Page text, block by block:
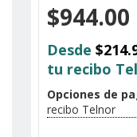
$944.00
Desde
tu recibo
Opciones de
recibo Telnor